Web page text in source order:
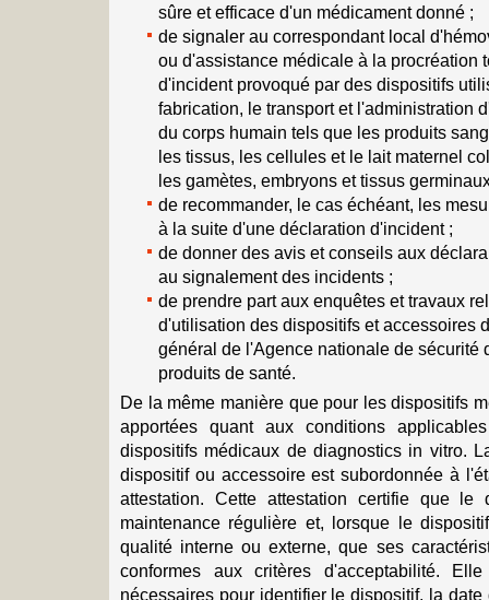
sûre et efficace d'un médicament donné ;
de signaler au correspondant local
ou d'assistance médicale à la procréation
d'incident provoqué par des dispositifs
fabrication, le transport et l'administration
du corps humain tels que les produits
les tissus, les cellules et le lait maternel
les gamètes, embryons et tissus
de recommander, le cas échéant, les
à la suite d'une déclaration d'incident ;
de donner des avis et conseils aux
au signalement des incidents ;
de prendre part aux enquêtes et travaux
d'utilisation des dispositifs et accessoires
général de l'Agence nationale de sécurité
produits de santé.
De la même manière que pour les dispositifs
apportées quant aux conditions
dispositifs médicaux de diagnostics in vitro.
dispositif ou accessoire est subordonnée à
attestation. Cette attestation certifie que le
maintenance régulière et, lorsque le
qualité interne ou externe, que ses
conformes aux critères d'acceptabilité.
nécessaires pour identifier le dispositif, la